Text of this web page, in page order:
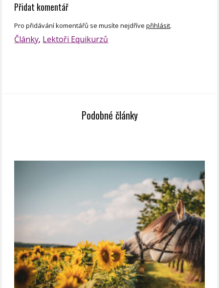
Přidat komentář
Pro přidávání komentářů se musíte nejdřívepřihlásit.
Články, Lektoři Equikurzů
Podobné články